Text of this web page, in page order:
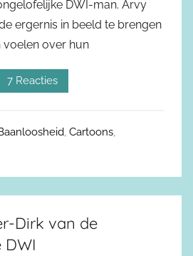
DWI-man. Arvy
ergernis in beeld te brengen
voelen over hun
7 Reacties
, Cartoons,
Dirk van de
DWI